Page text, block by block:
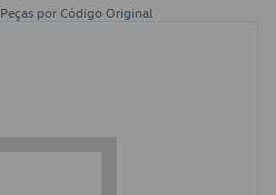
Peças por Código Original